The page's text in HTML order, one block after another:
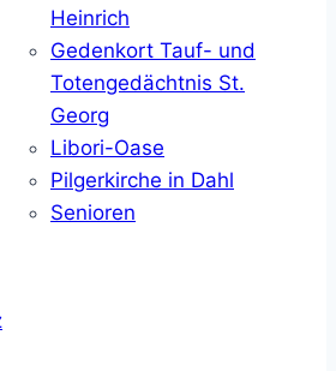
Heinrich
Gedenkort Tauf- und
Totengedächtnis St.
Georg
Libori-Oase
Pilgerkirche in Dahl
Senioren